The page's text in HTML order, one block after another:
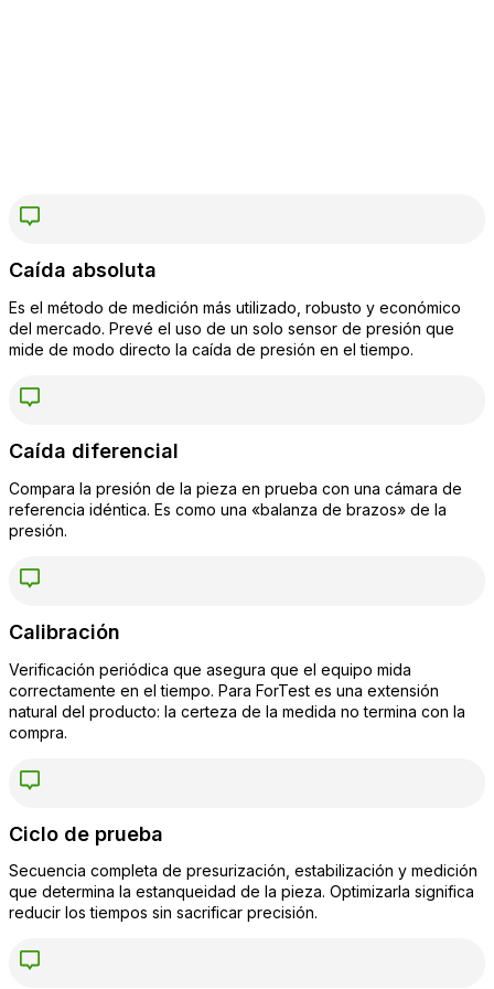
Caída absoluta
Es el método de medición más utilizado, robusto y económico
del mercado. Prevé el uso de un solo sensor de presión que
mide de modo directo la caída de presión en el tiempo.
Caída diferencial
Compara la presión de la pieza en prueba con una cámara de
referencia idéntica. Es como una «balanza de brazos» de la
presión.
Calibración
Verificación periódica que asegura que el equipo mida
correctamente en el tiempo. Para ForTest es una extensión
natural del producto: la certeza de la medida no termina con la
compra.
Ciclo de prueba
Secuencia completa de presurización, estabilización y medición
que determina la estanqueidad de la pieza. Optimizarla significa
reducir los tiempos sin sacrificar precisión.